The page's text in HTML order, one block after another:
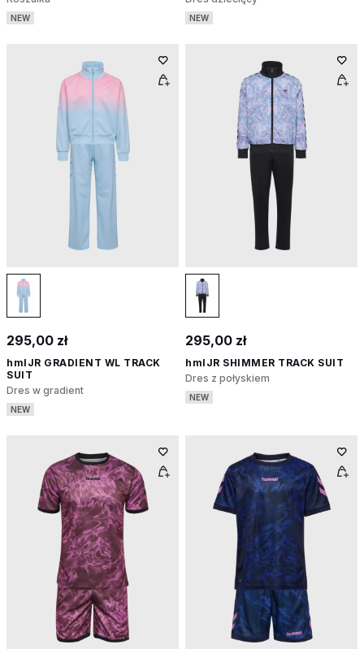
NEW NEW
295,00 zł
hmlJR GRADIENT WL TRACK
SUIT
Dres w gradient
NEW
295,00 zł
hmlJR SHIMMER TRACK SUIT
Dres z połyskiem
NEW